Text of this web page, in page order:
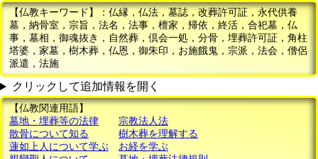
【仏教キーワード】：仏縁，仏法，墓誌，改葬許可証，永代供養
墓，納骨室，宗旨，法名，法事，檀家，帰依，終活，合祀墓，仏
事，墓相，御魂抜き，自然葬，倶会一処，分骨，埋葬許可証，角柱
塔婆，家墓，樹木葬，仏恩，御朱印，お施餓鬼，宗派，法会，僧侶
派遣，法施
クリックして追加情報を開く
【仏教関連用語】
墓地・埋葬等の法律
宗教法人法
散骨について知る
樹木葬を理解する
蓮如上人について学ぶ
お経を学ぶ